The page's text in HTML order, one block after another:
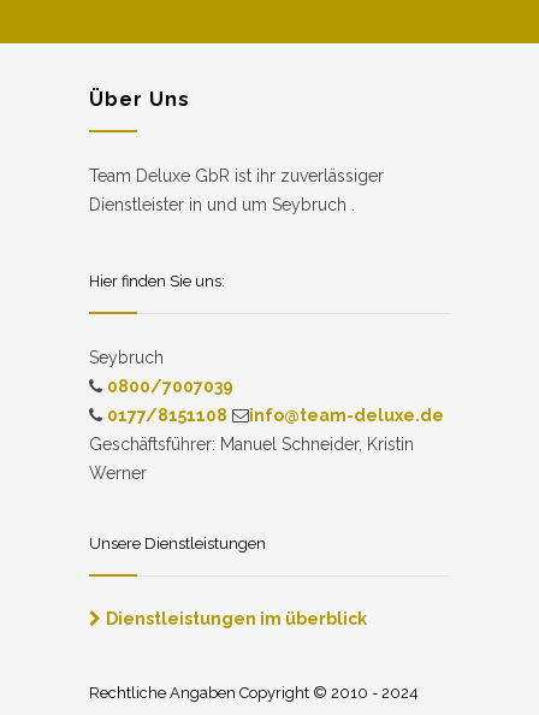
Über Uns
Team Deluxe GbR ist ihr zuverlässiger
Dienstleister in und um Seybruch .
Hier finden Sie uns:
Seybruch
0800/7007039
0177/8151108
info@team-deluxe.de
Geschäftsführer: Manuel Schneider, Kristin
Werner
Unsere Dienstleistungen
Dienstleistungen im überblick
Rechtliche Angaben Copyright © 2010 - 2024